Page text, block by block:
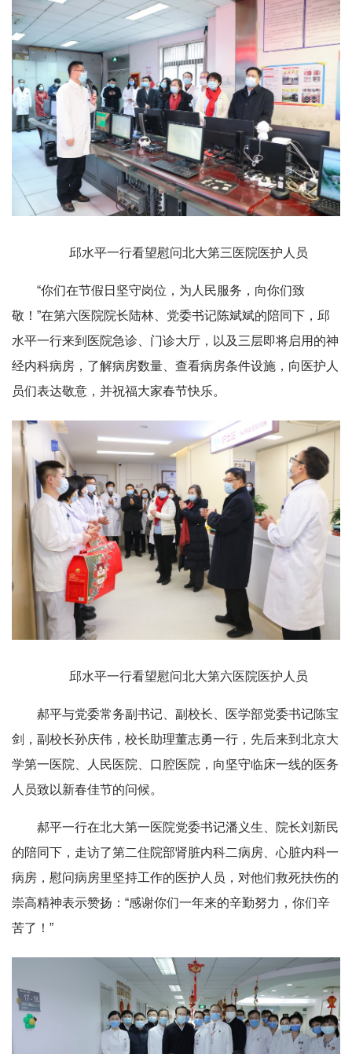
邱水平一行看望慰问北大第三医院医护人员
“你们在节假日坚守岗位，为人民服务，向你们致
敬！”在第六医院院长陆林、党委书记陈斌斌的陪同下，邱
水平一行来到医院急诊、门诊大厅，以及三层即将启用的神
经内科病房，了解病房数量、查看病房条件设施，向医护人
员们表达敬意，并祝福大家春节快乐。
邱水平一行看望慰问北大第六医院医护人员
郝平与党委常务副书记、副校长、医学部党委书记陈宝
剑，副校长孙庆伟，校长助理董志勇一行，先后来到北京大
学第一医院、人民医院、口腔医院，向坚守临床一线的医务
人员致以新春佳节的问候。
郝平一行在北大第一医院党委书记潘义生、院长刘新民
的陪同下，走访了第二住院部肾脏内科二病房、心脏内科一
病房，慰问病房里坚持工作的医护人员，对他们救死扶伤的
崇高精神表示赞扬：“感谢你们一年来的辛勤努力，你们辛
苦了！”